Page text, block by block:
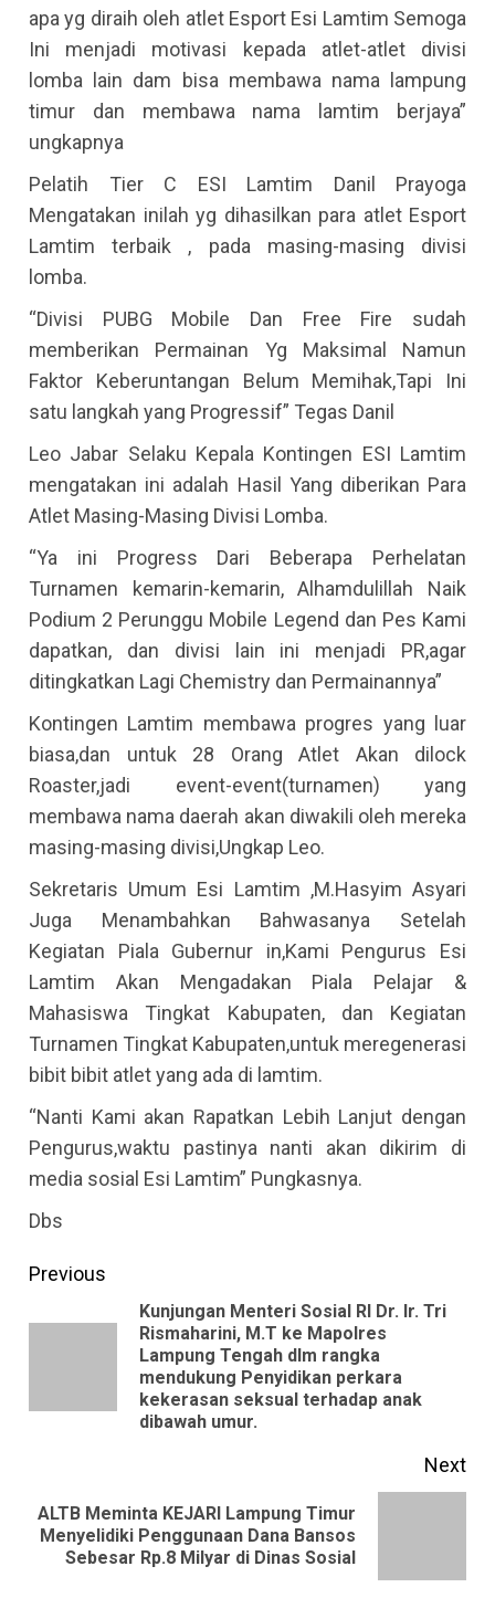
apa yg diraih oleh atlet Esport Esi Lamtim Semoga
Ini menjadi motivasi kepada atlet-atlet divisi
lomba lain dam bisa membawa nama lampung
timur dan membawa nama lamtim berjaya”
ungkapnya
Pelatih Tier C ESI Lamtim Danil Prayoga
Mengatakan inilah yg dihasilkan para atlet Esport
Lamtim terbaik , pada masing-masing divisi
lomba.
“Divisi PUBG Mobile Dan Free Fire sudah
memberikan Permainan Yg Maksimal Namun
Faktor Keberuntangan Belum Memihak,Tapi Ini
satu langkah yang Progressif” Tegas Danil
Leo Jabar Selaku Kepala Kontingen ESI Lamtim
mengatakan ini adalah Hasil Yang diberikan Para
Atlet Masing-Masing Divisi Lomba.
“Ya ini Progress Dari Beberapa Perhelatan
Turnamen kemarin-kemarin, Alhamdulillah Naik
Podium 2 Perunggu Mobile Legend dan Pes Kami
dapatkan, dan divisi lain ini menjadi PR,agar
ditingkatkan Lagi Chemistry dan Permainannya”
Kontingen Lamtim membawa progres yang luar
biasa,dan untuk 28 Orang Atlet Akan dilock
Roaster,jadi event-event(turnamen) yang
membawa nama daerah akan diwakili oleh mereka
masing-masing divisi,Ungkap Leo.
Sekretaris Umum Esi Lamtim ,M.Hasyim Asyari
Juga Menambahkan Bahwasanya Setelah
Kegiatan Piala Gubernur in,Kami Pengurus Esi
Lamtim Akan Mengadakan Piala Pelajar &
Mahasiswa Tingkat Kabupaten, dan Kegiatan
Turnamen Tingkat Kabupaten,untuk meregenerasi
bibit bibit atlet yang ada di lamtim.
“Nanti Kami akan Rapatkan Lebih Lanjut dengan
Pengurus,waktu pastinya nanti akan dikirim di
media sosial Esi Lamtim” Pungkasnya.
Dbs
Continue
Reading
Previous
Kunjungan Menteri Sosial RI Dr. Ir. Tri
Rismaharini, M.T ke Mapolres
Lampung Tengah dlm rangka
mendukung Penyidikan perkara
kekerasan seksual terhadap anak
dibawah umur.
Next
Next
post:
ALTB Meminta KEJARI Lampung Timur
Menyelidiki Penggunaan Dana Bansos
Sebesar Rp.8 Milyar di Dinas Sosial